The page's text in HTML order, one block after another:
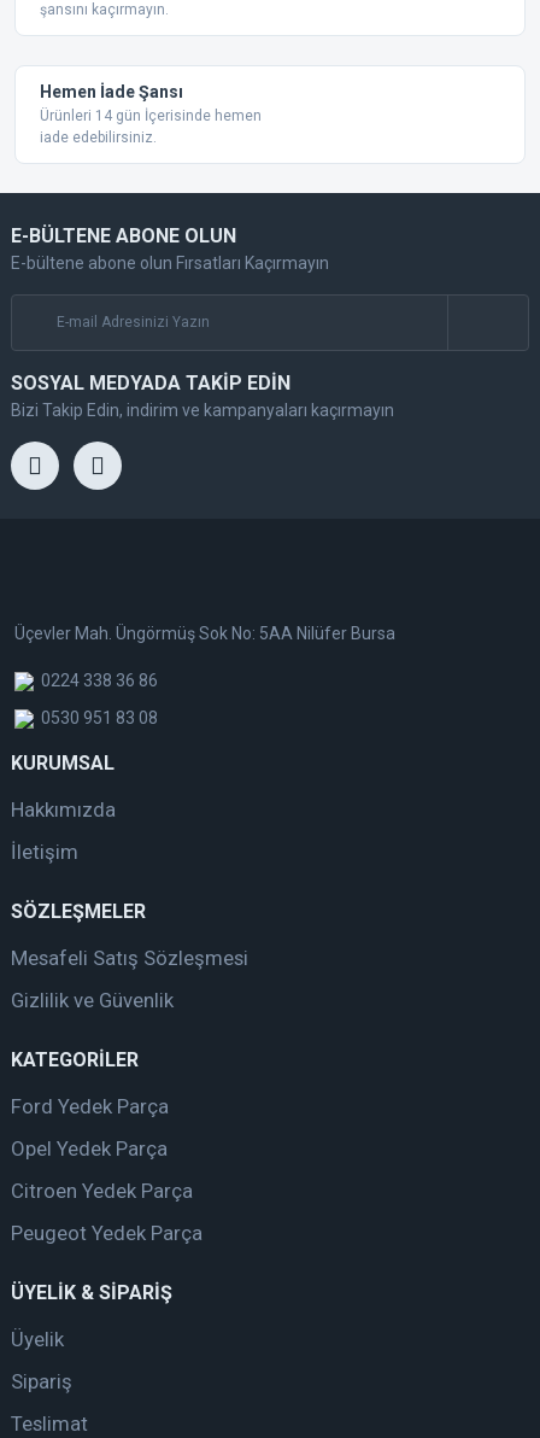
şansını kaçırmayın.
Hemen İade Şansı
Ürünleri 14 gün İçerisinde hemen
iade edebilirsiniz.
E-BÜLTENE ABONE OLUN
E-bültene abone olun Fırsatları Kaçırmayın
SOSYAL MEDYADA TAKİP EDİN
Bizi Takip Edin, indirim ve kampanyaları kaçırmayın
Üçevler Mah. Üngörmüş Sok No: 5AA Nilüfer Bursa
0224 338 36 86
0530 951 83 08
KURUMSAL
Hakkımızda
İletişim
SÖZLEŞMELER
Mesafeli Satış Sözleşmesi
Gizlilik ve Güvenlik
KATEGORİLER
Ford Yedek Parça
Opel Yedek Parça
Citroen Yedek Parça
Peugeot Yedek Parça
ÜYELİK & SİPARİŞ
Üyelik
Sipariş
Teslimat